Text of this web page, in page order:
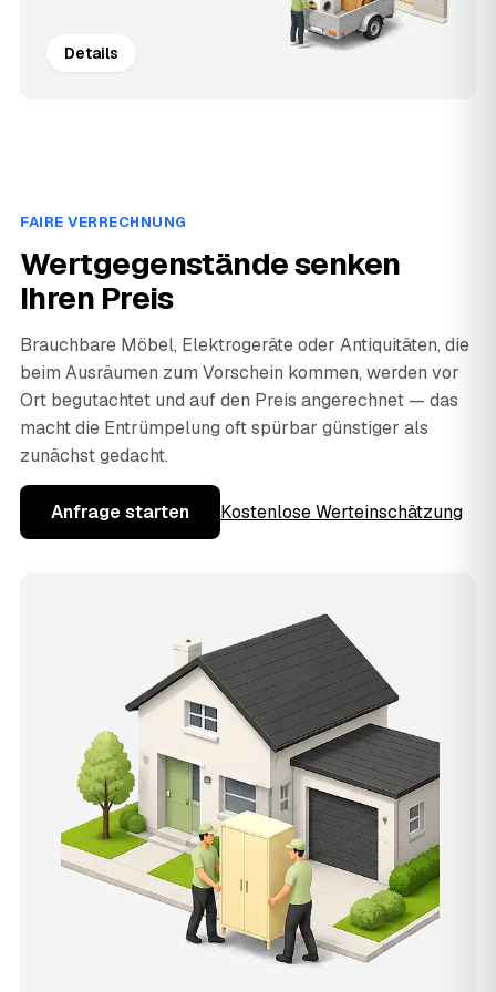
Details
FAIRE VERRECHNUNG
Wertgegenstände senken
Ihren Preis
Brauchbare Möbel, Elektrogeräte oder Antiquitäten, die
beim Ausräumen zum Vorschein kommen, werden vor
Ort begutachtet und auf den Preis angerechnet — das
macht die Entrümpelung oft spürbar günstiger als
zunächst gedacht.
Anfrage starten Kostenlose Werteinschätzung